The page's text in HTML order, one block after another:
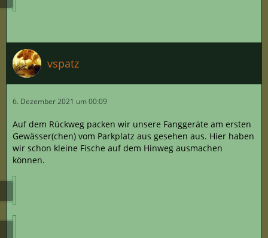
vspatz
6. Dezember 2021 um 00:09
Auf dem Rückweg packen wir unsere Fanggeräte am ersten
Gewässer(chen) vom Parkplatz aus gesehen aus. Hier haben
wir schon kleine Fische auf dem Hinweg ausmachen
können.